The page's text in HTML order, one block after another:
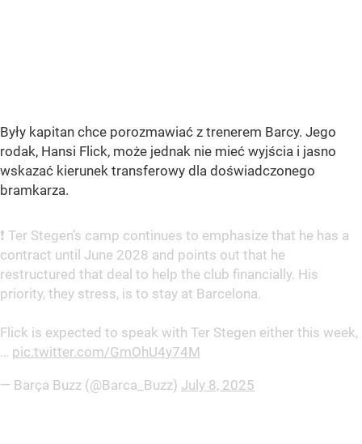
Były kapitan chce porozmawiać z trenerem Barcy. Jego
rodak, Hansi Flick, może jednak nie mieć wyjścia i jasno
wskazać kierunek transferowy dla doświadczonego
bramkarza.
❗️ Ter Stegen’s camp continues to emphasize that he has a
contract until June 2028 and points out that he
restructured that deal to help the club financially. His
priority, they stress, is to stay at Barcelona.
Flick is expected to speak with Ter Stegen either this week,
… pic.twitter.com/GmOhU4y74M
— Barça Buzz (@Barca_Buzz) July 8, 2025